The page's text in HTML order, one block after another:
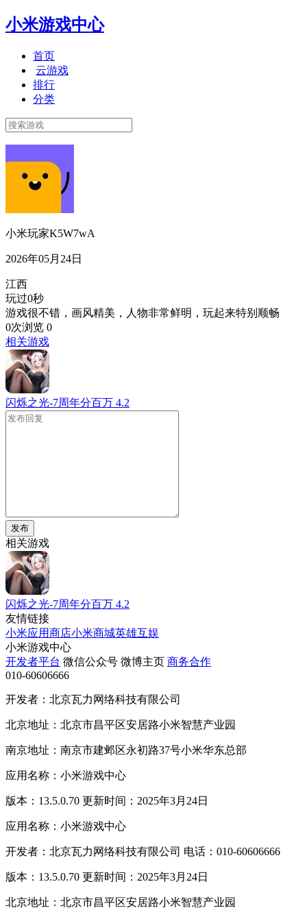
小米游戏中心
首页
云游戏
排行
分类
小米玩家K5W7wA
2026年05月24日
江西
玩过0秒
游戏很不错，画风精美，人物非常鲜明，玩起来特别顺畅
0次浏览 0
相关游戏
闪烁之光-7周年分百万 4.2
发布
相关游戏
闪烁之光-7周年分百万 4.2
友情链接
小米应用商店小米商城英雄互娱
小米游戏中心
开发者平台 微信公众号 微博主页 商务合作
010-60606666
开发者：北京瓦力网络科技有限公司
北京地址：北京市昌平区安居路小米智慧产业园
南京地址：南京市建邺区永初路37号小米华东总部
应用名称：小米游戏中心
版本：13.5.0.70 更新时间：2025年3月24日
应用名称：小米游戏中心
开发者：北京瓦力网络科技有限公司 电话：010-60606666
版本：13.5.0.70 更新时间：2025年3月24日
北京地址：北京市昌平区安居路小米智慧产业园